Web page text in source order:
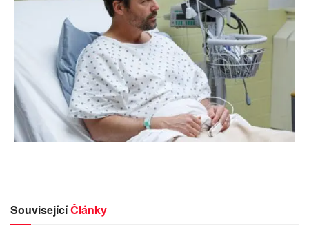
SouvisejícíČlánky